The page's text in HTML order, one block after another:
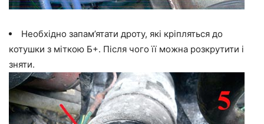
Необхідно запам’ятати дроту, які кріпляться до
котушки з міткою Б+. Після чого її можна розкрутити і
зняти.